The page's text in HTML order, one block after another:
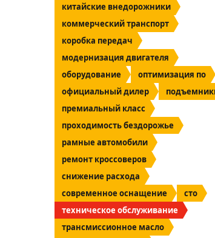
китайские внедорожники
коммерческий транспорт
коробка передач
модернизация двигателя
оборудование
оптимизация по
официальный дилер
премиальный класс
проходимость бездорожье
рамные автомобили
ремонт кроссоверов
снижение расхода
современное оснащение
сто
техническое обслуживание
трансмиссионное масло